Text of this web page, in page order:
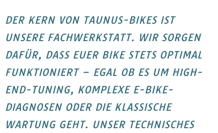
DER KERN VON TAUNUS-BIKES IST
UNSERE FACHWERKSTATT. WIR SORGEN
DAFÜR, DASS EUER BIKE STETS OPTIMAL
FUNKTIONIERT – EGAL OB ES UM HIGH-
END-TUNING, KOMPLEXE E-BIKE-
DIAGNOSEN ODER DIE KLASSISCHE
WARTUNG GEHT. UNSER TECHNISCHES